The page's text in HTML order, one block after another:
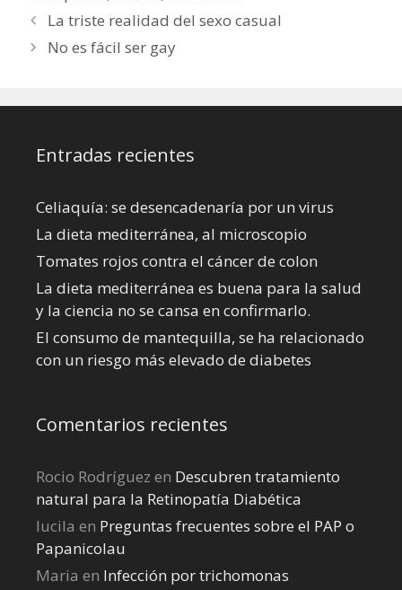
La triste realidad del sexo casual
No es fácil ser gay
Entradas recientes
Celiaquía: se desencadenaría por un virus
La dieta mediterránea, al microscopio
Tomates rojos contra el cáncer de colon
La dieta mediterránea es buena para la salud
y la ciencia no se cansa en confirmarlo.
El consumo de mantequilla, se ha relacionado
con un riesgo más elevado de diabetes
Comentarios recientes
Rocio Rodríguez en Descubren tratamiento
natural para la Retinopatía Diabética
lucila en Preguntas frecuentes sobre el PAP o
Papanicolau
Maria en Infección por trichomonas